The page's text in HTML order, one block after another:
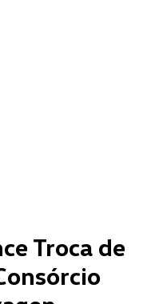
Troca de